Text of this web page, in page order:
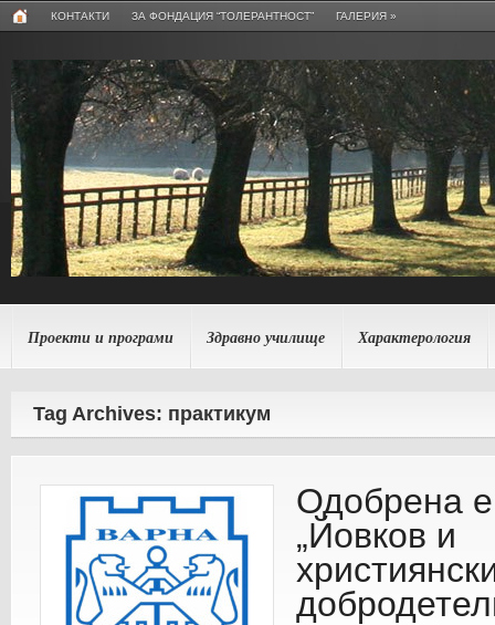
КОНТАКТИ ЗА ФОНДАЦИЯ “ТОЛЕРАНТНОСТ” ГАЛЕРИЯ »
Проекти и програми Здравно училище Характерология
Tag Archives: практикум
Одобрена
„Йовков и